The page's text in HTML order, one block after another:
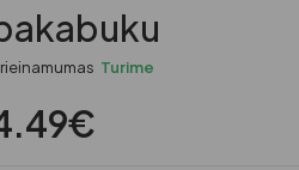
Turime
€